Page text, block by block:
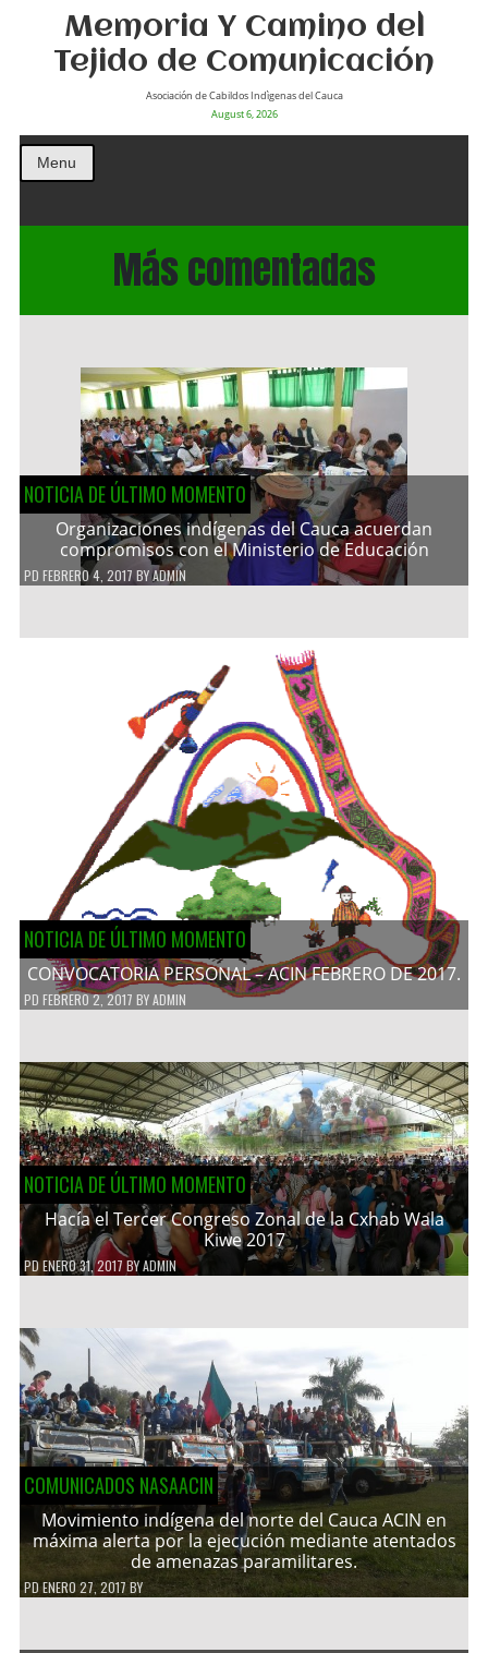
Memoria Y Camino del
Tejido de Comunicación
Asociación de Cabildos Indìgenas del Cauca
August 6, 2026
Menu
Más comentadas
NOTICIA DE ÚLTIMO MOMENTO
Organizaciones indígenas del Cauca acuerdan
compromisos con el Ministerio de Educación
PD FEBRERO 4, 2017 BYADMIN
NOTICIA DE ÚLTIMO MOMENTO
CONVOCATORIA PERSONAL – ACIN FEBRERO DE 2017.
PD FEBRERO 2, 2017 BYADMIN
NOTICIA DE ÚLTIMO MOMENTO
Hacía el Tercer Congreso Zonal de la Cxhab Wala
Kiwe 2017
PDENERO 31, 2017 BYADMIN
COMUNICADOS NASAACIN
Movimiento indígena del norte del Cauca ACIN en
máxima alerta por la ejecución mediante atentados
de amenazas paramilitares.
PDENERO 27, 2017 BY